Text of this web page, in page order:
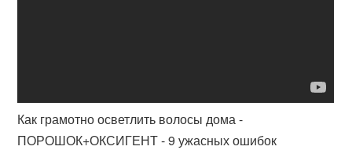
Как грамотно осветлить волосы дома -
ПОРОШОК+ОКСИГЕНТ - 9 ужасных ошибок